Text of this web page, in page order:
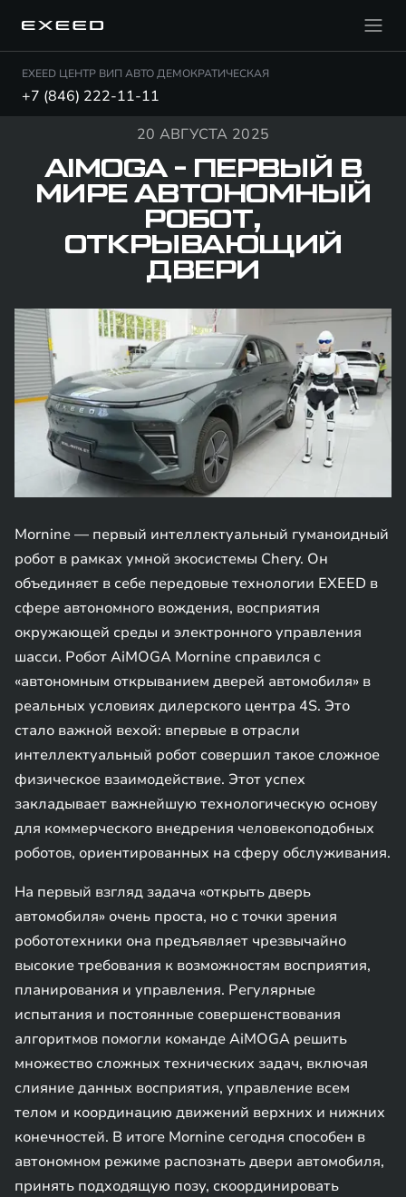
EXEED ЦЕНТР ВИП АВТО ДЕМОКРАТИЧЕСКАЯ
+7 (846) 222-11-11
20 АВГУСТА 2025
AIMOGA - ПЕРВЫЙ В
МИРЕ АВТОНОМНЫЙ
РОБОТ,
ОТКРЫВАЮЩИЙ
ДВЕРИ
Mornine — первый интеллектуальный гуманоидный
робот в рамках умной экосистемы Chery. Он
объединяет в себе передовые технологии EXEED в
сфере автономного вождения, восприятия
окружающей среды и электронного управления
шасси. Робот AiMOGA Mornine справился с
«автономным открыванием дверей автомобиля» в
реальных условиях дилерского центра 4S. Это
стало важной вехой: впервые в отрасли
интеллектуальный робот совершил такое сложное
физическое взаимодействие. Этот успех
закладывает важнейшую технологическую основу
для коммерческого внедрения человекоподобных
роботов, ориентированных на сферу обслуживания.
На первый взгляд задача «открыть дверь
автомобиля» очень проста, но с точки зрения
робототехники она предъявляет чрезвычайно
высокие требования к возможностям восприятия,
планирования и управления. Регулярные
испытания и постоянные совершенствования
алгоритмов помогли команде AiMOGA решить
множество сложных технических задач, включая
слияние данных восприятия, управление всем
телом и координацию движений верхних и нижних
конечностей. В итоге Mornine сегодня способен в
автономном режиме распознать двери автомобиля,
принять подходящую позу, скоординировать